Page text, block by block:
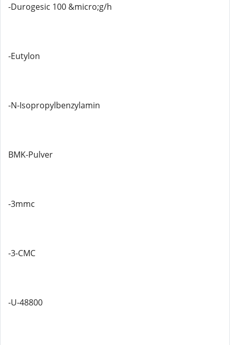
-Durogesic 100 &micro;g/h
-Eutylon
-N-Isopropylbenzylamin
BMK-Pulver
-3mmc
-3-CMC
-U-48800